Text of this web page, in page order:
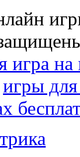
игра
игры